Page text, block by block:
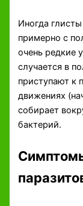
Иногда
примерно с
очень редкие
случается в
приступают к
движениях
собирает
бактерий.